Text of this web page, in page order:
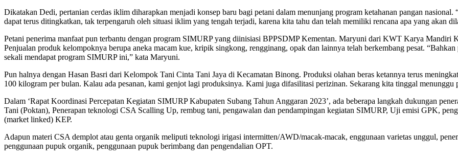
Dikatakan Dedi, pertanian cerdas iklim diharapkan menjadi konsep baru bagi petani dalam menunjang program ketahanan pangan
dapat terus ditingkatkan, tak terpengaruh oleh situasi iklim yang tengah terjadi, karena kita tahu dan telah memiliki rencana apa yang akan
Petani penerima manfaat pun terbantu dengan program SIMURP yang diinisiasi BPPSDMP Kementan. Maryuni dari KWT Karya Mandiri
Penjualan produk kelompoknya berupa aneka macam kue, kripik singkong, rengginang, opak dan lainnya telah berkembang pesat.
sekali mendapat program SIMURP ini,” kata Maryuni.
Pun halnya dengan Hasan Basri dari Kelompok Tani Cinta Tani Jaya di Kecamatan Binong. Produksi olahan beras ketannya terus
100 kilogram per bulan. Kalau ada pesanan, kami genjot lagi produksinya. Kami juga difasilitasi perizinan. Sekarang kita tinggal menunggu
Dalam ‘Rapat Koordinasi Percepatan Kegiatan SIMURP Kabupaten Subang Tahun Anggaran 2023’, ada beberapa langkah dukungan
Tani (Poktan), Penerapan teknologi CSA Scalling Up, rembug tani, pengawalan dan pendampingan kegiatan SIMURP, Uji emisi GPK,
(market linked) KEP.
Adapun materi CSA demplot atau genta organik meliputi teknologi irigasi intermitten/AWD/macak-macak, enggunaan varietas unggul,
penggunaan pupuk organik, penggunaan pupuk berimbang dan pengendalian OPT.